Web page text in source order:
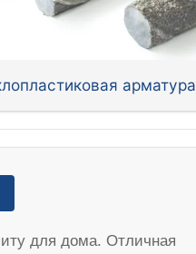
арматура
для дома. Отличная